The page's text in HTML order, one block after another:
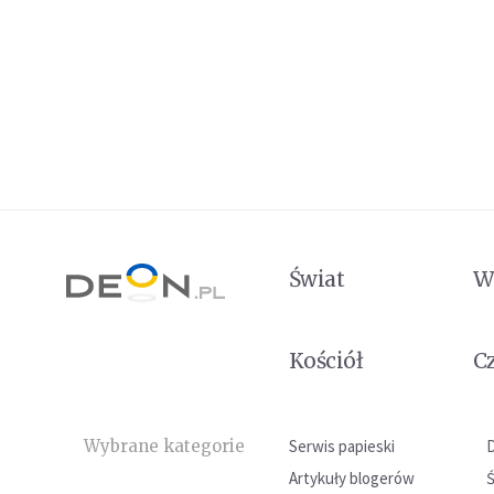
Świat
Kościół
Wybrane kategorie Serwis papieski
Artykuły blogerów